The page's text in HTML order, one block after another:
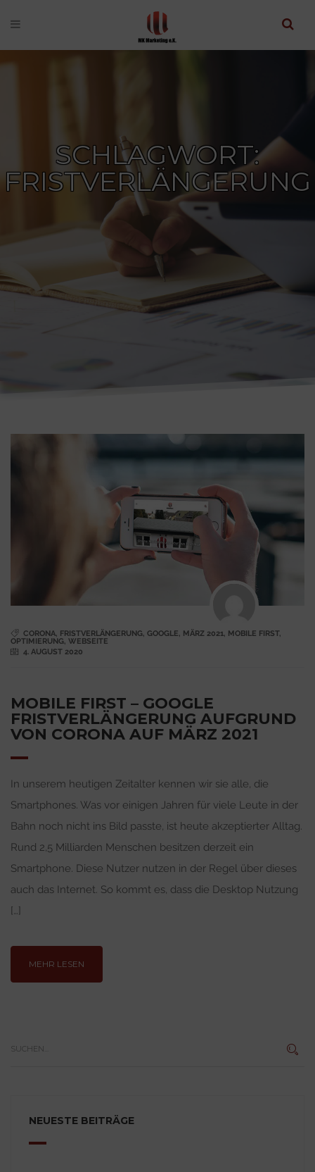
SCHLAGWORT:
FRISTVERLÄNGERUNG
CORONA, FRISTVERLÄNGERUNG, GOOGLE, MÄRZ 2021, MOBILE FIRST,
OPTIMIERUNG, WEBSEITE
4. AUGUST 2020
MOBILE FIRST – GOOGLE
FRISTVERLÄNGERUNG AUFGRUND
VON CORONA AUF MÄRZ 2021
In unserem heutigen Zeitalter kennen wir sie alle, die
Smartphones. Was vor einigen Jahren für viele Leute in der
Bahn noch nicht ins Bild passte, ist heute akzeptierter Alltag.
Rund 2,5 Milliarden Menschen besitzen derzeit ein
Smartphone. Diese Nutzer nutzen in der Regel über dieses
auch das Internet. So kommt es, dass die Desktop Nutzung
[…]
MEHR LESEN
NEUESTE BEITRÄGE